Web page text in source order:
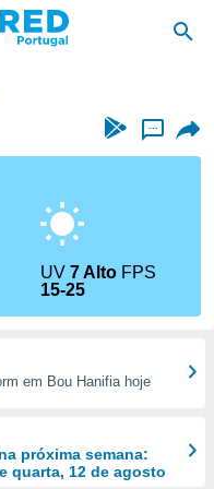
...
UV7 Alto FPS
15-25
em Bou Hanifia hoje
próxima semana:
quarta, 12 de agosto